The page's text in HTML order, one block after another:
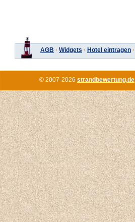
AGB · Widgets · Hotel eintragen ·
© 2007-2026 strandbewertung.de